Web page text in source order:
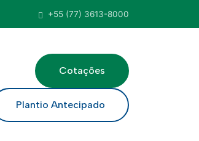
+55 (77) 3613-8000
Cotações
Plantio Antecipado